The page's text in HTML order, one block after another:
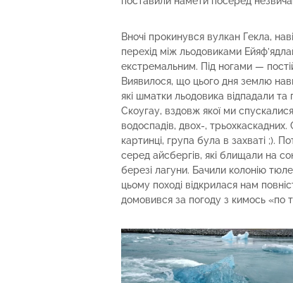
Вночі прокинувся вулкан Гекла,
перехід між льодовиками
екстремальним. Під ногами —
Виявилося, що цього дня землю
які шматки льодовика відпадали
Скоугау, вздовж якої ми
водоспадів, двох-, трьохкаскадних.
картинці, група була в захваті ;).
серед айсбергів, які блищали на
березі лагуни. Бачили колонію
цьому поході відкрилася нам
домовився за погоду з кимось «по